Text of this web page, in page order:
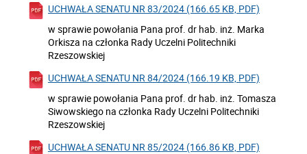
UCHWAŁA SENATU NR 83/2024 (166.65 KB, PDF)
w sprawie powołania Pana prof. dr hab. inż. Marka
Orkisza na członka Rady Uczelni Politechniki
Rzeszowskiej
UCHWAŁA SENATU NR 84/2024 (166.19 KB, PDF)
w sprawie powołania Pana prof. dr hab. inż. Tomasza
Siwowskiego na członka Rady Uczelni Politechniki
Rzeszowskiej
UCHWAŁA SENATU NR 85/2024 (166.86 KB, PDF)